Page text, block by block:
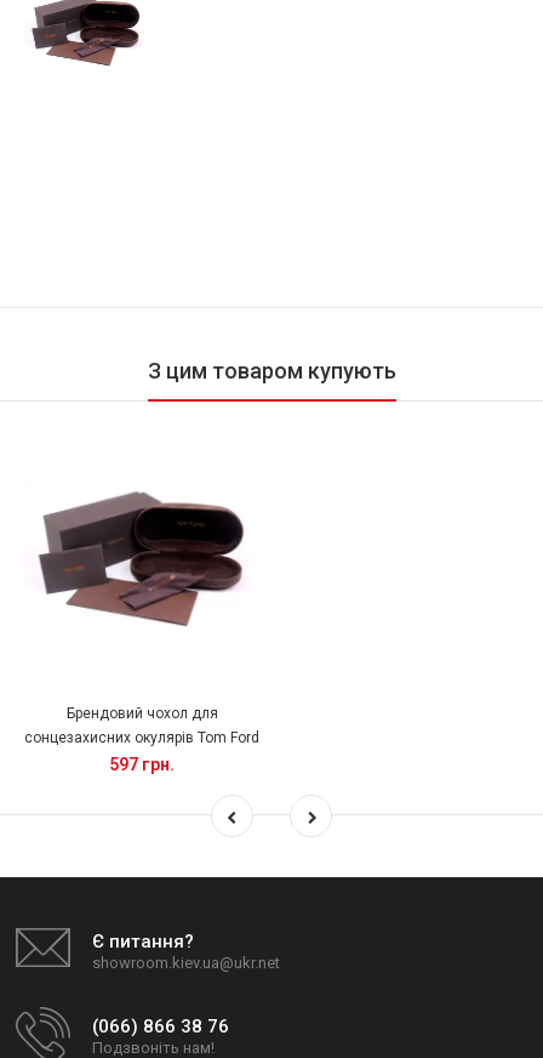
З цим товаром купують
Брендовий чохол для
сонцезахисних окулярів Tom Ford
597 грн.
Є питання?
showroom.kiev.ua@ukr.net
(066) 866 38 76
Подзвоніть нам!